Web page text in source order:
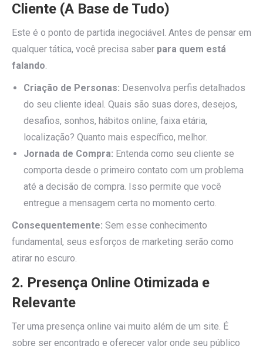
Cliente (A Base de Tudo)
Este é o ponto de partida inegociável. Antes de pensar em
qualquer tática, você precisa saber para quem está
falando.
Criação de Personas: Desenvolva perfis detalhados
do seu cliente ideal. Quais são suas dores, desejos,
desafios, sonhos, hábitos online, faixa etária,
localização? Quanto mais específico, melhor.
Jornada de Compra: Entenda como seu cliente se
comporta desde o primeiro contato com um problema
até a decisão de compra. Isso permite que você
entregue a mensagem certa no momento certo.
Consequentemente: Sem esse conhecimento
fundamental, seus esforços de marketing serão como
atirar no escuro.
2. Presença Online Otimizada e
Relevante
Ter uma presença online vai muito além de um site. É
sobre ser encontrado e oferecer valor onde seu público